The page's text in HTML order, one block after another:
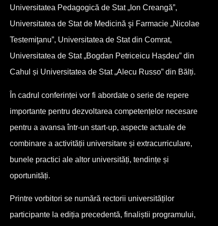
Universitatea Pedagogică de Stat „Ion Creangă”,
Universitatea de Stat de Medicină şi Farmacie „Nicolae
Testemiţanu”, Universitatea de Stat din Comrat,
Universitatea de Stat „Bogdan Petriceicu Hașdeu” din
Cahul și Universitatea de Stat „Alecu Russo” din Bălți.
În cadrul conferinței vor fi abordate o serie de repere
importante pentru dezvoltarea competențelor necesare
pentru a avansa într-un start-up, aspecte actuale de
combinare a activității universitare și extracurriculare,
bunele practici ale altor universități, tendințe și
oportunități.
Printre vorbitori se numără rectorii universităților
participante la ediția precedentă, finaliștii programului,